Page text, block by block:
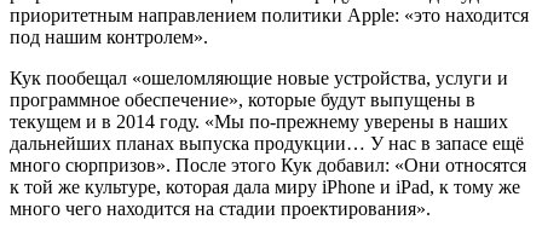
приоритетным направлением политики Apple: «это находится
под нашим контролем».
Кук пообещал «ошеломляющие новые устройства, услуги и
программное обеспечение», которые будут выпущены в
текущем и в 2014 году. «Мы по-прежнему уверены в наших
дальнейших планах выпуска продукции… У нас в запасе ещё
много сюрпризов». После этого Кук добавил: «Они относятся
к той же культуре, которая дала миру iPhone и iPad, к тому же
много чего находится на стадии проектирования».